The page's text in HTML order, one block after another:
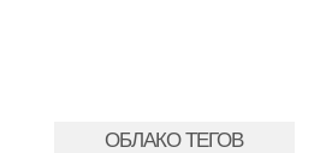
ОБЛАКО ТЕГОВ